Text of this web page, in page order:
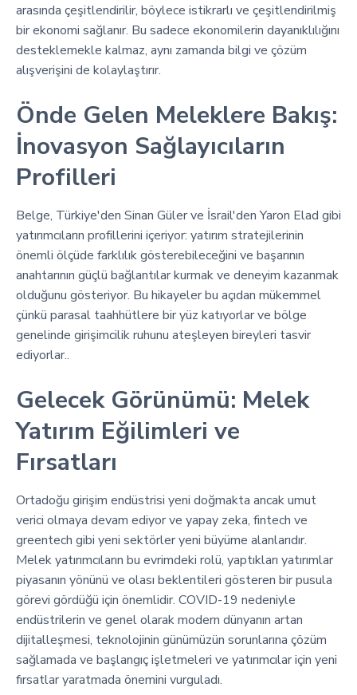
arasında çeşitlendirilir, böylece istikrarlı ve çeşitlendirilmiş
bir ekonomi sağlanır. Bu sadece ekonomilerin dayanıklılığını
desteklemekle kalmaz, aynı zamanda bilgi ve çözüm
alışverişini de kolaylaştırır.
Önde Gelen Meleklere Bakış:
İnovasyon Sağlayıcıların
Profilleri
Belge, Türkiye'den Sinan Güler ve İsrail'den Yaron Elad gibi
yatırımcıların profillerini içeriyor: yatırım stratejilerinin
önemli ölçüde farklılık gösterebileceğini ve başarının
anahtarının güçlü bağlantılar kurmak ve deneyim kazanmak
olduğunu gösteriyor. Bu hikayeler bu açıdan mükemmel
çünkü parasal taahhütlere bir yüz katıyorlar ve bölge
genelinde girişimcilik ruhunu ateşleyen bireyleri tasvir
ediyorlar..
Gelecek Görünümü: Melek
Yatırım Eğilimleri ve
Fırsatları
Ortadoğu girişim endüstrisi yeni doğmakta ancak umut
verici olmaya devam ediyor ve yapay zeka, fintech ve
greentech gibi yeni sektörler yeni büyüme alanlarıdır.
Melek yatırımcıların bu evrimdeki rolü, yaptıkları yatırımlar
piyasanın yönünü ve olası beklentileri gösteren bir pusula
görevi gördüğü için önemlidir. COVID-19 nedeniyle
endüstrilerin ve genel olarak modern dünyanın artan
dijitalleşmesi, teknolojinin günümüzün sorunlarına çözüm
sağlamada ve başlangıç işletmeleri ve yatırımcılar için yeni
fırsatlar yaratmada önemini vurguladı.